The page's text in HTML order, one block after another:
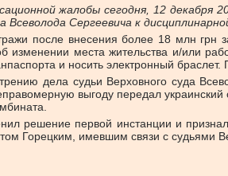
жалобы сегодня, 12
Всеволода Сергеевича к
после внесения более 18 млн
изменении места жительства и/или
и носить электронный браслет.
дела судьи Верховного суда
выгоду передал
решение первой инстанции и
Горецким, имевшим связи с судьями